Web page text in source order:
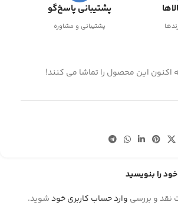
پشتیبانی پاسخ‌گو
پشتیبانی و مشاوره
اکنون این محصول را تماشا می کنند!
را بنویسید
نقد و بررسی وارد حساب کاربری خودشوید.